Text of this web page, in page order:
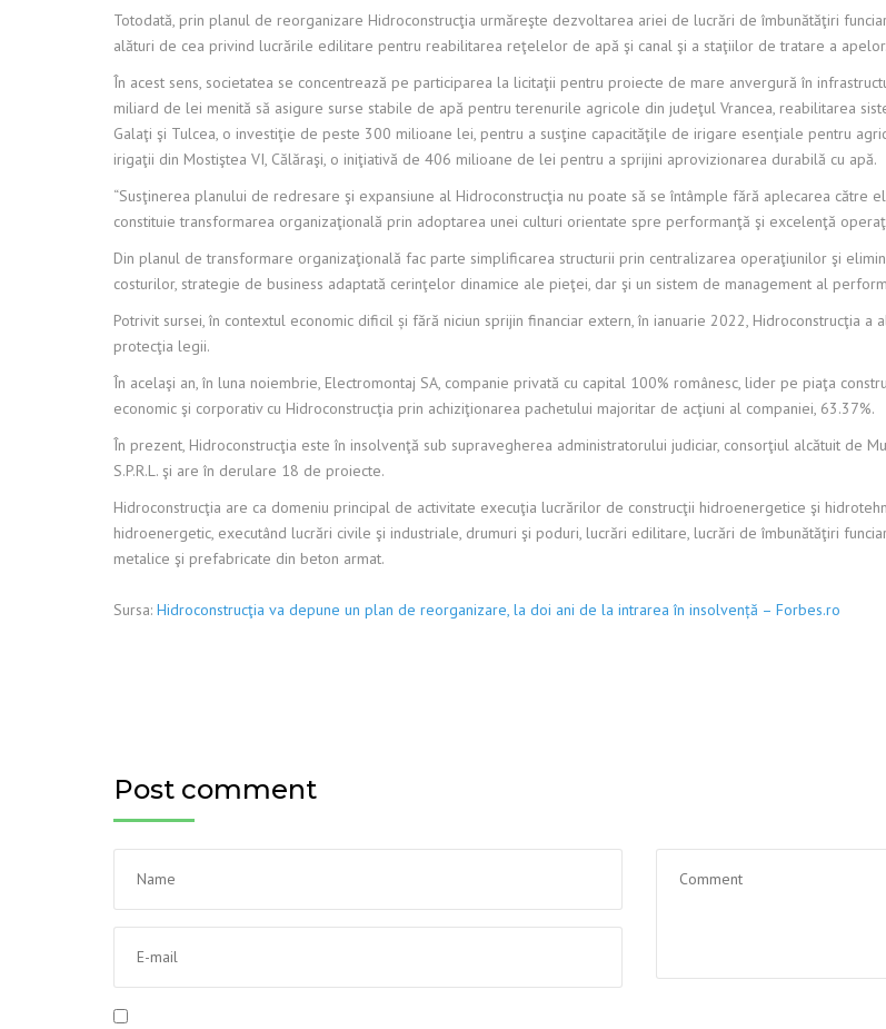
Totodată, prin planul de reorganizare Hidroconstrucţia urmăreşte dezvoltarea ariei de lucrări de îmbunătăţiri
alături de cea privind lucrările edilitare pentru reabilitarea reţelelor de apă şi canal şi a staţiilor de tratare a apelor.
În acest sens, societatea se concentrează pe participarea la licitaţii pentru proiecte de mare anvergură în
miliard de lei menită să asigure surse stabile de apă pentru terenurile agricole din judeţul Vrancea, reabilitarea
Galaţi şi Tulcea, o investiţie de peste 300 milioane lei, pentru a susţine capacităţile de irigare esenţiale pentru
irigaţii din Mostiştea VI, Călăraşi, o iniţiativă de 406 milioane de lei pentru a sprijini aprovizionarea durabilă cu apă.
“Susţinerea planului de redresare şi expansiune al Hidroconstrucţia nu poate să se întâmple fără aplecarea către
constituie transformarea organizaţională prin adoptarea unei culturi orientate spre performanţă şi excelenţă
Din planul de transformare organizaţională fac parte simplificarea structurii prin centralizarea operaţiunilor şi
costurilor, strategie de business adaptată cerinţelor dinamice ale pieţei, dar şi un sistem de management al
Potrivit sursei, în contextul economic dificil și fără niciun sprijin financiar extern, în ianuarie 2022, Hidroconstrucţia
protecţia legii.
În acelaşi an, în luna noiembrie, Electromontaj SA, companie privată cu capital 100% românesc, lider pe piaţa
economic şi corporativ cu Hidroconstrucţia prin achiziţionarea pachetului majoritar de acţiuni al companiei, 63.37%.
În prezent, Hidroconstrucţia este în insolvenţă sub supravegherea administratorului judiciar, consorţiul alcătuit de
S.P.R.L. şi are în derulare 18 de proiecte.
Hidroconstrucţia are ca domeniu principal de activitate execuţia lucrărilor de construcţii hidroenergetice şi
hidroenergetic, executând lucrări civile şi industriale, drumuri şi poduri, lucrări edilitare, lucrări de îmbunătăţiri
metalice şi prefabricate din beton armat.
Sursa: Hidroconstrucţia va depune un plan de reorganizare, la doi ani de la intrarea în insolvență – Forbes.ro
Post comment